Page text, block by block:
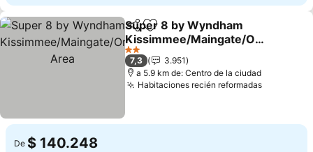
CompartirAgregar a favoritos
Super 8 by Wyndham
Kissimmee/Maingate/Orl
ando Area
Ver precios
2 Estrellas
7,3
3.951
a 5.9 km de: Centro de la ciudad
Habitaciones recién reformadasVer
De $ 140.248